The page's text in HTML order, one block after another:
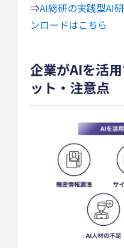
⇒AI総研の実践型AI
ンロードはこちら
企業がAIを活
ット・注意点